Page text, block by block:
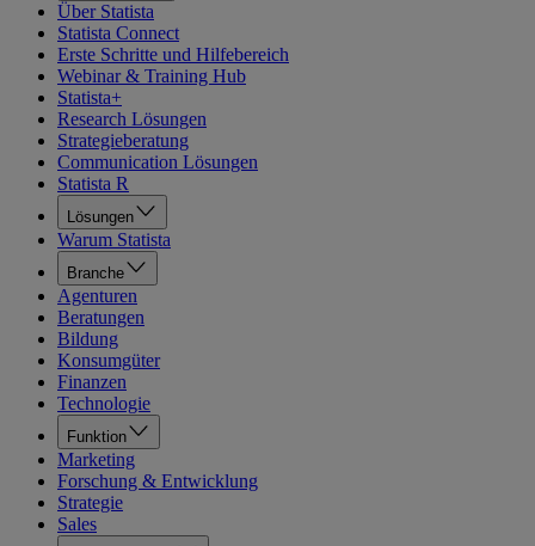
Über Statista
Statista Connect
Erste Schritte und Hilfebereich
Webinar & Training Hub
Statista+
Research Lösungen
Strategieberatung
Communication Lösungen
Statista R
Lösungen
Warum Statista
Branche
Agenturen
Beratungen
Bildung
Konsumgüter
Finanzen
Technologie
Funktion
Marketing
Forschung & Entwicklung
Strategie
Sales